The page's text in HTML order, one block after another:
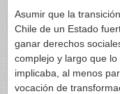
Asumir que la
Chile de un Estado
ganar derechos
complejo y largo que
implicaba, al menos
vocación de